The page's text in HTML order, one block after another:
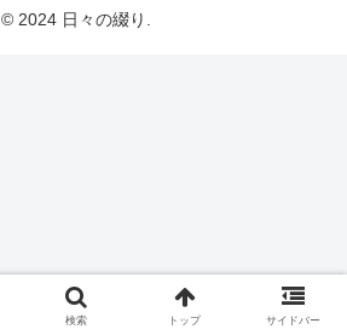
© 2024 日々の綴り.
検索 トップ サイドバー